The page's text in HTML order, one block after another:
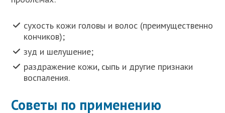
сухость кожи головы и волос (преимущественно
кончиков);
зуд и шелушение;
раздражение кожи, сыпь и другие признаки
воспаления.
Советы по применению